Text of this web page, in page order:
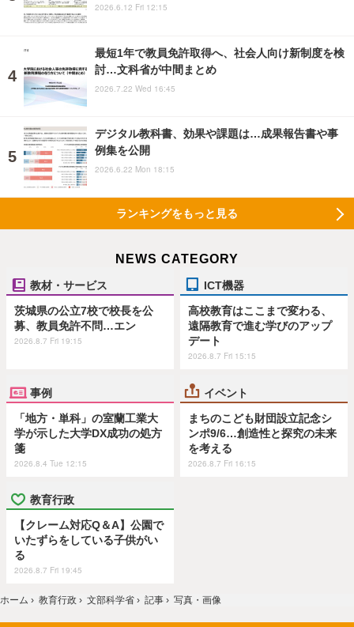
2026.6.12 Fri 12:15
最短1年で教員免許取得へ、社会人向け新制度を検
討…文科省が中間まとめ
2026.7.22 Wed 16:45
デジタル教科書、効果や課題は…成果報告書や事
例集を公開
2026.6.22 Mon 18:15
ランキングをもっと見る
NEWS CATEGORY
教材・サービス
茨城県の公立7校で校長を公
募、教員免許不問…エン
2026.8.7 Fri 19:15
ICT機器
高校教育はここまで変わる、
遠隔教育で進む学びのアップ
デート
2026.8.7 Fri 15:15
事例
「地方・単科」の室蘭工業大
学が示した大学DX成功の処方
箋
2026.8.4 Tue 12:15
イベント
まちのこども財団設立記念シ
ンポ9/6…創造性と探究の未来
を考える
2026.8.7 Fri 16:15
教育行政
【クレーム対応Q＆A】公園で
いたずらをしている子供がい
る
2026.8.7 Fri 19:45
ホーム › 教育行政 › 文部科学省 › 記事 › 写真・画像